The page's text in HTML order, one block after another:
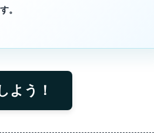
。
よう！